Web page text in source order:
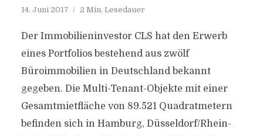
14. Juni 2017 2 Min. Lesedauer
Der Immobilieninvestor CLS hat den Erwerb
eines Portfolios bestehend aus zwölf
Büroimmobilien in Deutschland bekannt
gegeben. Die Multi-Tenant-Objekte mit einer
Gesamtmietfläche von 89.521 Quadratmetern
befinden sich in Hamburg, Düsseldorf/Rhein-